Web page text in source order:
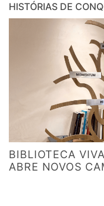
HISTÓRIAS DE
BIBLIOTECA
ABRE NOVOS